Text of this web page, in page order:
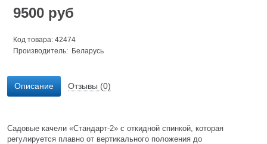
9500 руб
Код товара: 42474
Производитель: Беларусь
Описание Отзывы (0)
Садовые качели «Стандарт-2» с откидной спинкой, которая
регулируется плавно от вертикального положения до